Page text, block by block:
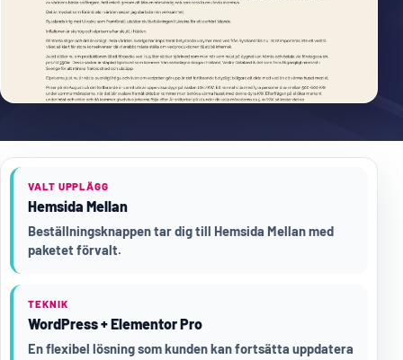
VALT UPPLÄGG
Hemsida Mellan
Beställningsknappen tar dig till Hemsida Mellan med
paketet förvalt.
TEKNIK
WordPress + Elementor Pro
En flexibel lösning som kunden kan fortsätta uppdatera